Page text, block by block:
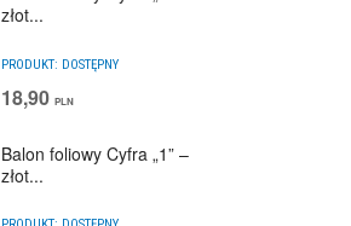
złot...
PRODUKT: DOSTĘPNY
18,90 PLN
Balon foliowy Cyfra „1” –
złot...